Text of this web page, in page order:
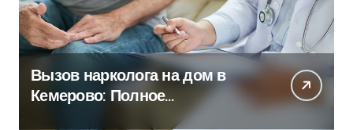
Вызов нарколога на дом в
Кемерово: Полное